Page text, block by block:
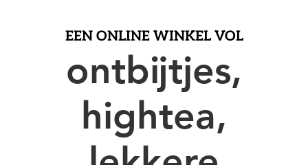
EEN ONLINE WINKEL VOL
ontbijtjes,
hightea,